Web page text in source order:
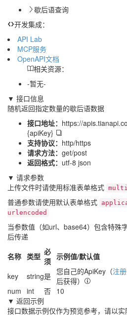
歇后语查询
开发集成：
API Lab
MCP服务
OpenAPI文档
相关资源：
-暂无-
▼ 接口信息
随机返回指定数量的歇后语数据
接口地址： https://
{apiKey}
支持协议： http/https
请求方法： get/post
返回格式： utf-8 json
▼ 请求参数
上传文件时请使用标准表单格式
普通参数请使用默认表单格式
urlencoded
当参数值（如url、base64）包含特殊
后传递
名称 类型 必
须 示例值/默认值
key
string是 您自己的ApiKey（注
后获得）
num int 否 10
▼ 返回示例
接口数据示例仅作为预览参考，请以